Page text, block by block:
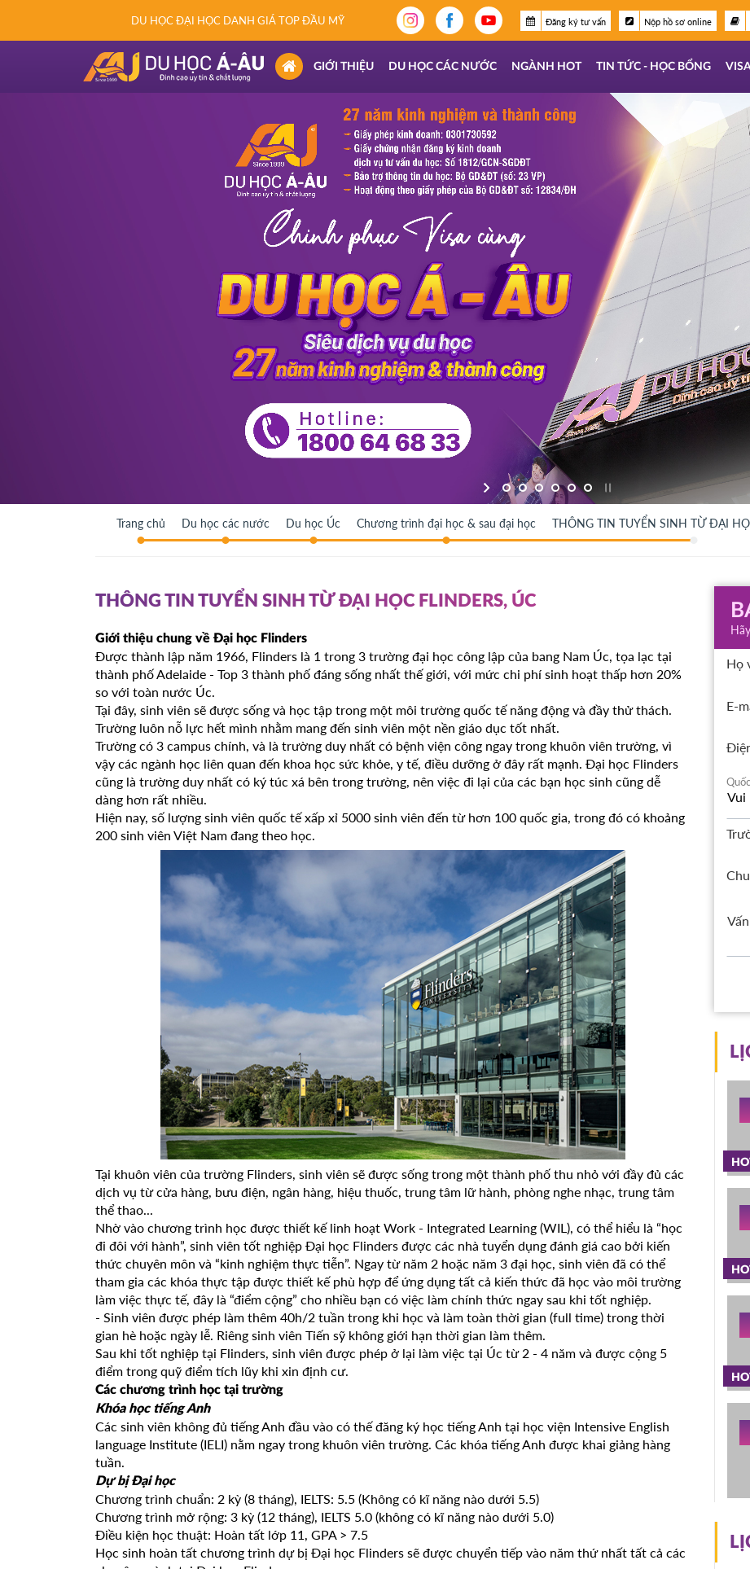
DU HỌC ĐẠI HỌC DANH GIÁ TOP ĐẦU MỸ Đăng ký tư vấn Nộp hồ sơ online
(CURRENT)
GIỚI THIỆU DU HỌC CÁC NƯỚC NGÀNH HOT TIN TỨC - HỌC BỔNG
Trang chủ Du học các nước Du học Úc Chương trình đại học & sau đại học THÔNG TIN TUYỂN SINH TỪ ĐẠI
THÔNG TIN TUYỂN SINH TỪ ĐẠI HỌC FLINDERS, ÚC
Giới thiệu chung về Đại học Flinders
Được thành lập năm 1966, Flinders là 1 trong 3 trường đại học công lập của bang Nam Úc, tọa lạc tại
thành phố Adelaide - Top 3 thành phố đáng sống nhất thế giới, với mức chi phí sinh hoạt thấp hơn 20%
so với toàn nước Úc.
Tại đây, sinh viên sẽ được sống và học tập trong một môi trường quốc tế năng động và đầy thử thách.
Trường luôn nỗ lực hết mình nhằm mang đến sinh viên một nền giáo dục tốt nhất.
Trường có 3 campus chính, và là trường duy nhất có bệnh viện công ngay trong khuôn viên trường, vì
vậy các ngành học liên quan đến khoa học sức khỏe, y tế, điều dưỡng ở đây rất mạnh. Đại học Flinders
cũng là trường duy nhất có ký túc xá bên trong trường, nên việc đi lại của các bạn học sinh cũng dễ
dàng hơn rất nhiều.
Hiện nay, số lượng sinh viên quốc tế xấp xỉ 5000 sinh viên đến từ hơn 100 quốc gia, trong đó có khoảng
200 sinh viên Việt Nam đang theo học.
Tại khuôn viên của trường Flinders, sinh viên sẽ được sống trong một thành phố thu nhỏ với đầy đủ các
dịch vụ từ cửa hàng, bưu điện, ngân hàng, hiệu thuốc, trung tâm lữ hành, phòng nghe nhạc, trung tâm
thể thao...
Nhờ vào chương trình học được thiết kế linh hoạt Work - Integrated Learning (WIL), có thể hiểu là “học
đi đôi với hành”, sinh viên tốt nghiệp Đại học Flinders được các nhà tuyển dụng đánh giá cao bởi kiến
thức chuyên môn và “kinh nghiệm thực tiễn”. Ngay từ năm 2 hoặc năm 3 đại học, sinh viên đã có thể
tham gia các khóa thực tập được thiết kế phù hợp để ứng dụng tất cả kiến thức đã học vào môi trường
làm việc thực tế, đây là “điểm cộng” cho nhiều bạn có việc làm chính thức ngay sau khi tốt nghiệp.
- Sinh viên được phép làm thêm 40h/2 tuần trong khi học và làm toàn thời gian (full time) trong thời
gian hè hoặc ngày lễ. Riêng sinh viên Tiến sỹ không giới hạn thời gian làm thêm.
Sau khi tốt nghiệp tại Flinders, sinh viên được phép ở lại làm việc tại Úc từ 2 - 4 năm và được cộng 5
điểm trong quỹ điểm tích lũy khi xin định cư.
Các chương trình học tại trường
Khóa học tiếng Anh
Các sinh viên không đủ tiếng Anh đầu vào có thế đăng ký học tiếng Anh tại học viện Intensive English
language Institute (IELI) nằm ngay trong khuôn viên trường. Các khóa tiếng Anh được khai giảng hàng
tuần.
Dự bị Đại học
Chương trình chuẩn: 2 kỳ (8 tháng), IELTS: 5.5 (Không có kĩ năng nào dưới 5.5)
Chương trình mở rộng: 3 kỳ (12 tháng), IELTS 5.0 (không có kĩ năng nào dưới 5.0)
Điều kiện học thuật: Hoàn tất lớp 11, GPA > 7.5
Học sinh hoàn tất chương trình dự bị Đại học Flinders sẽ được chuyển tiếp vào năm thứ nhất tất cả các
Họ
E-